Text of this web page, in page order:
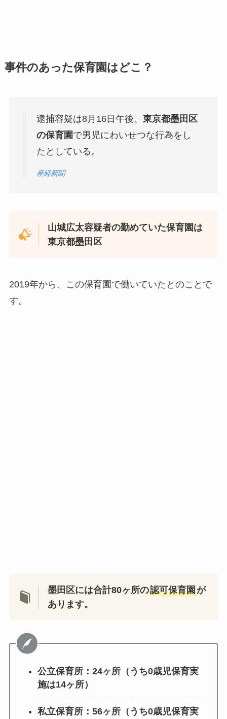
事件のあった保育園はどこ？
逮捕容疑は8月16日午後、 東京都墨田区
の保育園で男児にわいせつな行為をし
たとしている。
産経新聞
山城広太容疑者の勤めていた保育園は
東京都墨田区
2019年から、この保育園で働いていたとのことで
す。
墨田区には合計80ヶ所の認可保育園が
あります。
公立保育所：24ヶ所（うち0歳児保育実
施は14ヶ所）
私立保育所：56ヶ所（うち0歳児保育実